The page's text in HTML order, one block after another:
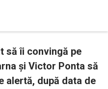
să îi convingă pe
și Victor Ponta să
alertă, după data de